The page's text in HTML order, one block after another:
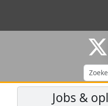
Zoeken
Jobs &